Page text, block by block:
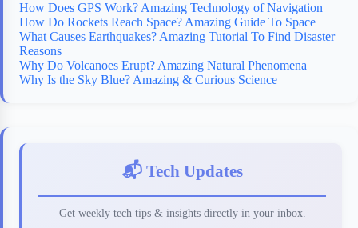
How Does GPS Work? Amazing Technology of Navigation
How Do Rockets Reach Space? Amazing Guide To Space
What Causes Earthquakes? Amazing Tutorial To Find Disaster
Reasons
Why Do Volcanoes Erupt? Amazing Natural Phenomena
Why Is the Sky Blue? Amazing & Curious Science
📬 Tech Updates
Get weekly tech tips & insights directly in your inbox.